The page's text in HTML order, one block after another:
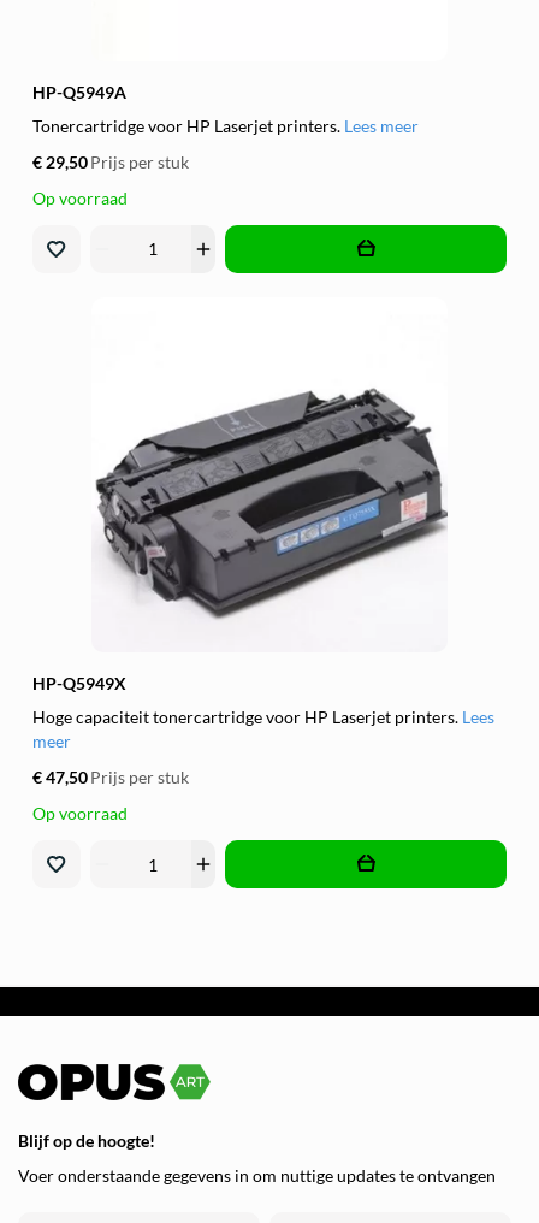
HP-Q5949A
Tonercartridge voor HP Laserjet printers. Lees meer
€ 29,50Prijs per stuk
Op voorraad
add
HP-Q5949X
Hoge capaciteit tonercartridge voor HP Laserjet printers. Lees
meer
€ 47,50Prijs per stuk
Op voorraad
add
Blijf op de hoogte!
Voer onderstaande gegevens in om nuttige updates te ontvangen